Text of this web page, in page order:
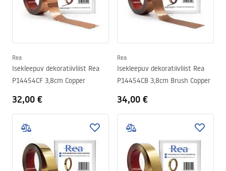
Rea
Isekleepuv dekoratiivliist Rea
P14454CF 3,8cm Copper
32,00 €
Rea
Isekleepuv dekoratiivliist Rea
P14454CB 3,8cm Brush Copper
34,00 €